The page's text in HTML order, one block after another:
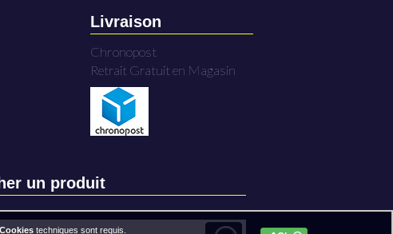
Livraison
Chronopost
Retrait Gratuit en Magasin
un produit
techniques sont requis.